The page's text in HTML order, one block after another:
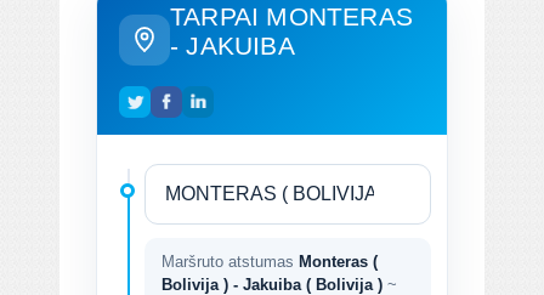
TARPAI MONTERAS
- JAKUIBA
Maršruto atstumas Monteras (
Bolivija ) - Jakuiba ( Bolivija ) ~